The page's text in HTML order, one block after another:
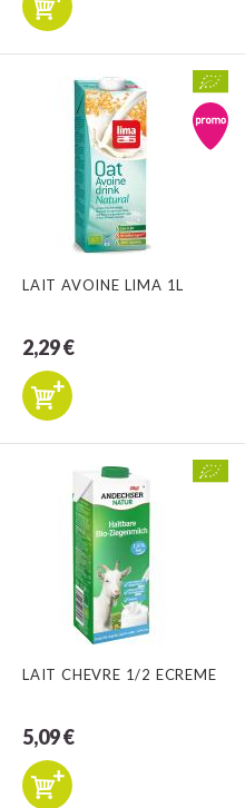
LAIT AVOINE LIMA 1L
2,29 €
LAIT CHEVRE 1/2 ECREME
5,09 €